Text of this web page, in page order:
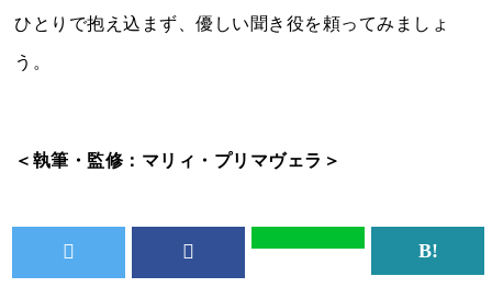
ひとりで抱え込まず、優しい聞き役を頼ってみましょ
う。
＜執筆・監修：マリィ・プリマヴェラ＞